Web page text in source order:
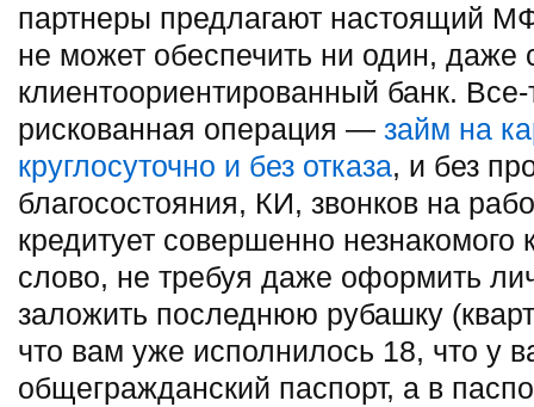
партнеры предлагают настоящий
не может обеспечить ни один, даже
клиентоориентированный банк. Все-
рискованная операция — займ на
круглосуточно и без отказа, и без
благосостояния, КИ, звонков на
кредитует совершенно незнакомого
слово, не требуя даже оформить
заложить последнюю рубашку
что вам уже исполнилось 18, что у
общегражданский паспорт, а в